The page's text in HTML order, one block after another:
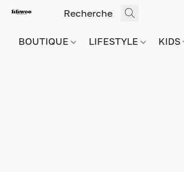
BOUTIQUE LIFESTYLE KIDS